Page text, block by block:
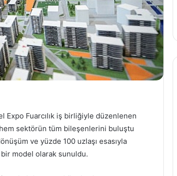
Expo Fuarcılık iş birliğiyle düzenlenen
hem sektörün tüm bileşenlerini buluştu
ve yüzde 100 uzlaşı esasıyla
model olarak sunuldu.
tarafından
bu
yıl
51'incisi
12 Haziran 2023
PTT AŞ tarafından bu yıl
51'incisi organize edilen